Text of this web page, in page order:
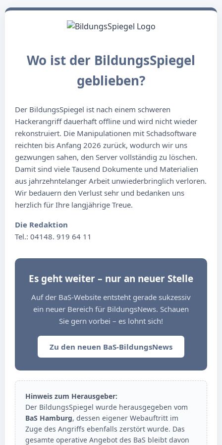
Wo ist der BildungsSpiegel
geblieben?
Der BildungsSpiegel ist nach einem schweren
Hackerangriff dauerhaft offline und wird nicht wieder
rekonstruiert. Die Manipulationen mit Schadsoftware
reichten bis Anfang 2026 zurück, wodurch wir uns
gezwungen sahen, den Server vollständig zu löschen.
Damit sind viele Tausend Dokumente und Materialien
aus jahrzehntelanger Arbeit unwiederbringlich verloren.
Wir bedauern den Verlust sehr und bedanken uns
herzlich für Ihre langjährige Treue.
Die Redaktion
Tel.: 04148. 919 64 11
Es geht weiter – nur an neuer Stelle
Auf der BaS-Website entsteht gerade sukzessiv
ein neuer Bereich für BildungsNews. Schauen
Sie gern vorbei – es lohnt sich!
Zu den neuen BaS-BildungsNews
Hinweis zum Herausgeber:
Der BildungsSpiegel wurde herausgegeben vom
BaS Hamburg, dessen eigener Webauftritt im
Zuge des Angriffs ebenfalls zerstört wurde. Das
gesamte operative Angebot des BaS bleibt davon